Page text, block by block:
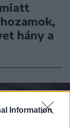
Information
hány a